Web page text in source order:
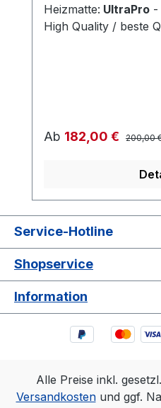
Heizmatte: UltraPro -
High Quality / beste
Verkaufspreis:
Ab 182,00 € 200,00
Service-Hotline
Shopservice
Information
Alle Preise inkl.
Versandkostenund ggf.